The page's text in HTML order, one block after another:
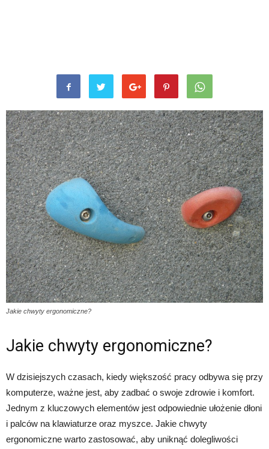
Jakie chwyty ergonomiczne?
Jakie chwyty ergonomiczne?
W dzisiejszych czasach, kiedy większość pracy odbywa się przy
komputerze, ważne jest, aby zadbać o swoje zdrowie i komfort.
Jednym z kluczowych elementów jest odpowiednie ułożenie dłoni
i palców na klawiaturze oraz myszce. Jakie chwyty
ergonomiczne warto zastosować, aby uniknąć dolegliwości